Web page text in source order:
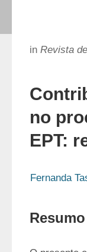
in Revista
no
EPT:
Fernanda
Resumo